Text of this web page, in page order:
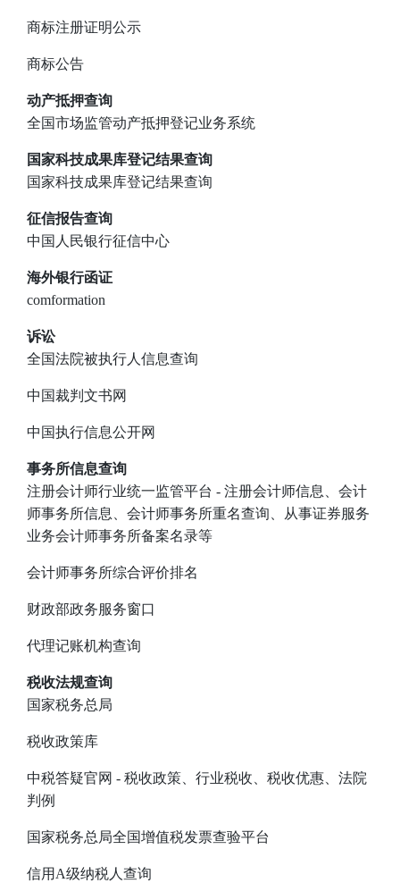
商标注册证明公示
商标公告
动产抵押查询
全国市场监管动产抵押登记业务系统
国家科技成果库登记结果查询
国家科技成果库登记结果查询
征信报告查询
中国人民银行征信中心
海外银行函证
comformation
诉讼
全国法院被执行人信息查询
中国裁判文书网
中国执行信息公开网
事务所信息查询
注册会计师行业统一监管平台 - 注册会计师信息、会计
师事务所信息、会计师事务所重名查询、从事证券服务
业务会计师事务所备案名录等
会计师事务所综合评价排名
财政部政务服务窗口
代理记账机构查询
税收法规查询
国家税务总局
税收政策库
中税答疑官网 - 税收政策、行业税收、税收优惠、法院
判例
国家税务总局全国增值税发票查验平台
信用A级纳税人查询